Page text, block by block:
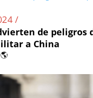
/
de peligros
a China